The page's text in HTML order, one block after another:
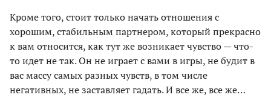
Кроме того, стоит только начать отношения с
хорошим, стабильным партнером, который прекрасно
к вам относится, как тут же возникает чувство — что-
то идет не так. Он не играет с вами в игры, не будит в
вас массу самых разных чувств, в том числе
негативных, не заставляет гадать. И все же, все же…